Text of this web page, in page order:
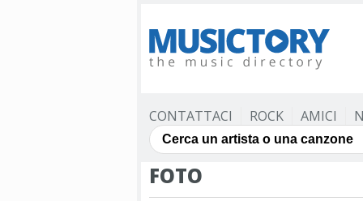
CONTATTACI ROCK AMICI
FOTO